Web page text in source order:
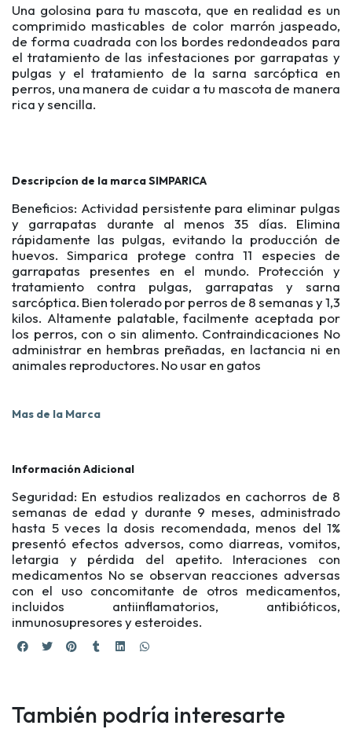
Una golosina para tu mascota, que en realidad es un
comprimido masticables de color marrón jaspeado,
de forma cuadrada con los bordes redondeados para
el tratamiento de las infestaciones por garrapatas y
pulgas y el tratamiento de la sarna sarcóptica en
perros, una manera de cuidar a tu mascota de manera
rica y sencilla.
Descripcíon de la marca SIMPARICA
Beneficios: Actividad persistente para eliminar pulgas
y garrapatas durante al menos 35 días. Elimina
rápidamente las pulgas, evitando la producción de
huevos. Simparica protege contra 11 especies de
garrapatas presentes en el mundo. Protección y
tratamiento contra pulgas, garrapatas y sarna
sarcóptica. Bien tolerado por perros de 8 semanas y 1,3
kilos. Altamente palatable, facilmente aceptada por
los perros, con o sin alimento. Contraindicaciones No
administrar en hembras preñadas, en lactancia ni en
animales reproductores. No usar en gatos
Mas de la Marca
Información Adicional
Seguridad: En estudios realizados en cachorros de 8
semanas de edad y durante 9 meses, administrado
hasta 5 veces la dosis recomendada, menos del 1%
presentó efectos adversos, como diarreas, vomitos,
letargia y pérdida del apetito. Interaciones con
medicamentos No se observan reacciones adversas
con el uso concomitante de otros medicamentos,
incluidos antiinflamatorios, antibióticos,
inmunosupresores y esteroides.
También podría interesarte